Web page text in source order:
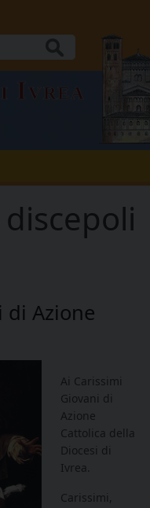
Ivrea
di Azione
Ai Carissimi
Giovani di
Azione
Cattolica della
Diocesi di
Ivrea.
Carissimi,